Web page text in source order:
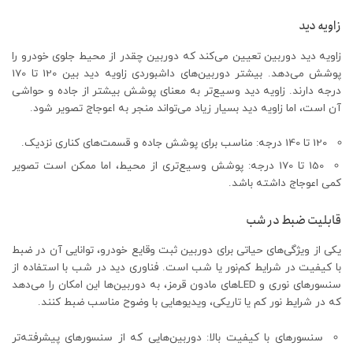
زاویه دید
زاویه دید دوربین تعیین می‌کند که دوربین چقدر از محیط جلوی خودرو را
پوشش می‌دهد. بیشتر دوربین‌های داشبوردی زاویه دید بین 120 تا 170
درجه دارند. زاویه دید وسیع‌تر به معنای پوشش بیشتر از جاده و حواشی
آن است، اما زاویه دید بسیار زیاد می‌تواند منجر به اعوجاج تصویر شود.
120 تا 140 درجه: مناسب برای پوشش جاده و قسمت‌های کناری نزدیک.
150 تا 170 درجه: پوشش وسیع‌تری از محیط، اما ممکن است تصویر
کمی اعوجاج داشته باشد.
قابلیت ضبط در شب
یکی از ویژگی‌های حیاتی برای دوربین ثبت وقایع خودرو، توانایی آن در ضبط
با کیفیت در شرایط کم‌نور یا شب است. فناوری دید در شب با استفاده از
سنسورهای نوری و LED‌های مادون قرمز، به دوربین‌ها این امکان را می‌دهد
که در شرایط نور کم یا تاریکی، ویدیوهایی با وضوح مناسب ضبط کنند.
سنسورهای با کیفیت بالا: دوربین‌هایی که از سنسورهای پیشرفته‌تر